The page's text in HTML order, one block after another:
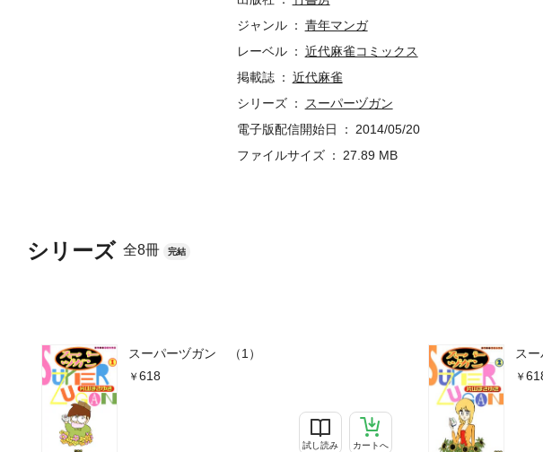
シリーズ 全8冊 完結
スーパーヅガン （1）
618
試し読み カートへ
ス
ジャンル
青年マンガ
レーベル
近代麻雀コミックス
掲載誌
近代麻雀
シリーズ
スーパーヅガン
電子版配信開始日
2014/05/20
ファイルサイズ
27.89 MB